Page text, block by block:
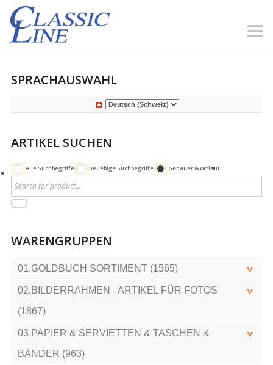
SPRACHAUSWAHL
ARTIKEL SUCHEN
Alle Suchbegriffe Beliebige Suchbegriffe Genauer Wortlaut
WARENGRUPPEN
01.GOLDBUCH SORTIMENT (1565)
02.BILDERRAHMEN - ARTIKEL FÜR FOTOS
(1867)
03.PAPIER & SERVIETTEN & TASCHEN &
BÄNDER (963)